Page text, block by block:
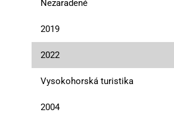
Nezaradené
2019
2022
Vysokohorská turistika
2004